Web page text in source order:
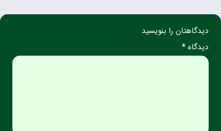
دیدگاهتان را بنویسید
دیدگاه *